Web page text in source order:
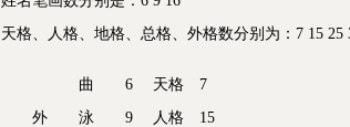
天格、人格、地格、总格、外格数分别为：7 15 25
曲 6 天格 7
外 泳 9 人格 15